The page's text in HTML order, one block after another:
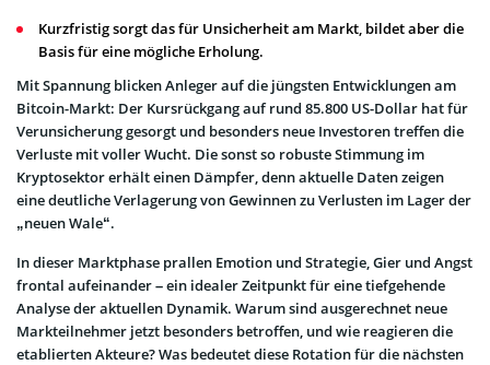
Kurzfristig sorgt das für Unsicherheit am Markt, bildet aber die
Basis für eine mögliche Erholung.
Mit Spannung blicken Anleger auf die jüngsten Entwicklungen am
Bitcoin-Markt: Der Kursrückgang auf rund 85.800 US-Dollar hat für
Verunsicherung gesorgt und besonders neue Investoren treffen die
Verluste mit voller Wucht. Die sonst so robuste Stimmung im
Kryptosektor erhält einen Dämpfer, denn aktuelle Daten zeigen
eine deutliche Verlagerung von Gewinnen zu Verlusten im Lager der
„neuen Wale“.
In dieser Marktphase prallen Emotion und Strategie, Gier und Angst
frontal aufeinander – ein idealer Zeitpunkt für eine tiefgehende
Analyse der aktuellen Dynamik. Warum sind ausgerechnet neue
Markteilnehmer jetzt besonders betroffen, und wie reagieren die
etablierten Akteure? Was bedeutet diese Rotation für die nächsten